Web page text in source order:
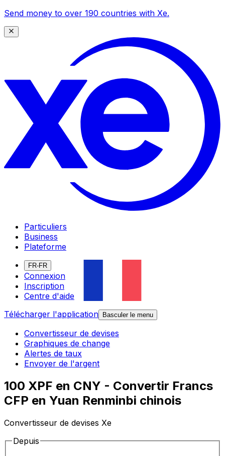
Send money to over 190 countries with Xe.
Particuliers
Business
Plateforme
FR-FR
Connexion
Inscription
Centre d'aide
Télécharger l'application
Basculer le menu
Convertisseur de devises
Graphiques de change
Alertes de taux
Envoyer de l'argent
100 XPF en CNY - Convertir Francs
CFP en Yuan Renminbi chinois
Convertisseur de devises Xe
Depuis